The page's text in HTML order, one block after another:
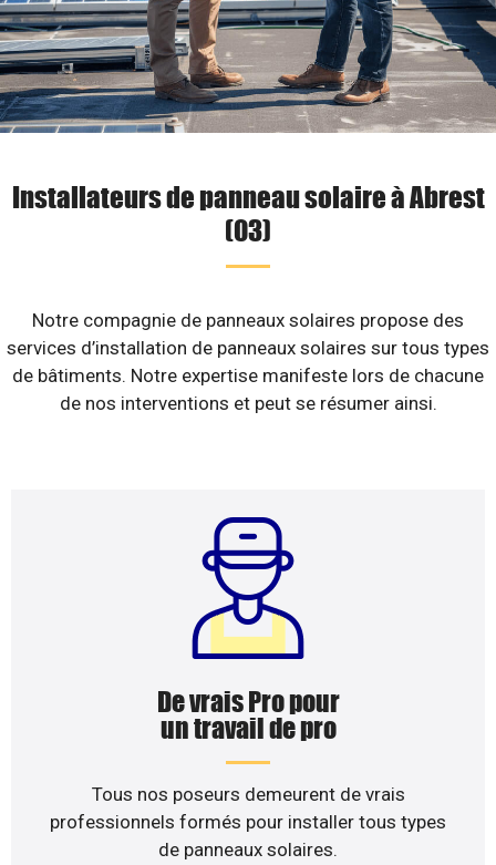
Installateurs de panneau solaire à Abrest
(03)
Notre compagnie de panneaux solaires propose des
services d’installation de panneaux solaires sur tous types
de bâtiments. Notre expertise manifeste lors de chacune
de nos interventions et peut se résumer ainsi.
De vrais Pro pour
un travail de pro
Tous nos poseurs demeurent de vrais
professionnels formés pour installer tous types
de panneaux solaires.